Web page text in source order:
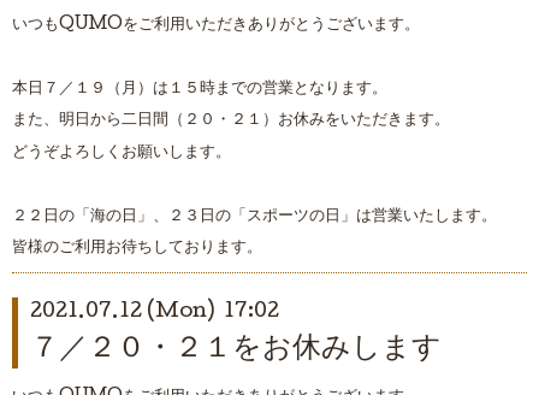
いつもQUMOをご利用いただきありがとうございます。
本日７／１９（月）は１５時までの営業となります。
また、明日から二日間（２０・２１）お休みをいただきます。
どうぞよろしくお願いします。
２２日の「海の日」、２３日の「スポーツの日」は営業いたします。
皆様のご利用お待ちしております。
2021.07.12 (Mon) 17:02
７／２０・２１をお休みします